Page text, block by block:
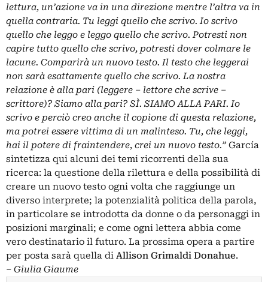
lettura, un’azione va in una direzione mentre l’altra va in
quella contraria. Tu leggi quello che scrivo. Io scrivo
quello che leggo e leggo quello che scrivo. Potresti non
capire tutto quello che scrivo, potresti dover colmare le
lacune. Comparirà un nuovo testo. Il testo che leggerai
non sarà esattamente quello che scrivo. La nostra
relazione è alla pari (leggere – lettore che scrive –
scrittore)? Siamo alla pari? SÌ. SIAMO ALLA PARI. Io
scrivo e perciò creo anche il copione di questa relazione,
ma potrei essere vittima di un malinteso. Tu, che leggi,
hai il potere di fraintendere, crei un nuovo testo.” García
sintetizza qui alcuni dei temi ricorrenti della sua
ricerca: la questione della rilettura e della possibilità di
creare un nuovo testo ogni volta che raggiunge un
diverso interprete; la potenzialità politica della parola,
in particolare se introdotta da donne o da personaggi in
posizioni marginali; e come ogni lettera abbia come
vero destinatario il futuro. La prossima opera a partire
per posta sarà quella di Allison Grimaldi Donahue.
– Giulia Giaume